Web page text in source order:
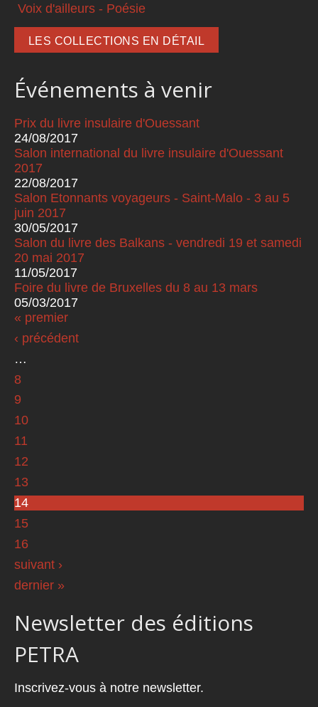
Voix d'ailleurs - Poésie
LES COLLECTIONS EN DÉTAIL
Événements à venir
Prix du livre insulaire d'Ouessant
24/08/2017
Salon international du livre insulaire d'Ouessant
2017
22/08/2017
Salon Etonnants voyageurs - Saint-Malo - 3 au 5
juin 2017
30/05/2017
Salon du livre des Balkans - vendredi 19 et samedi
20 mai 2017
11/05/2017
Foire du livre de Bruxelles du 8 au 13 mars
05/03/2017
Pages
« premier
‹ précédent
…
8
9
10
11
12
13
14
15
16
suivant ›
dernier »
Newsletter des éditions
PETRA
Inscrivez-vous à notre newsletter.